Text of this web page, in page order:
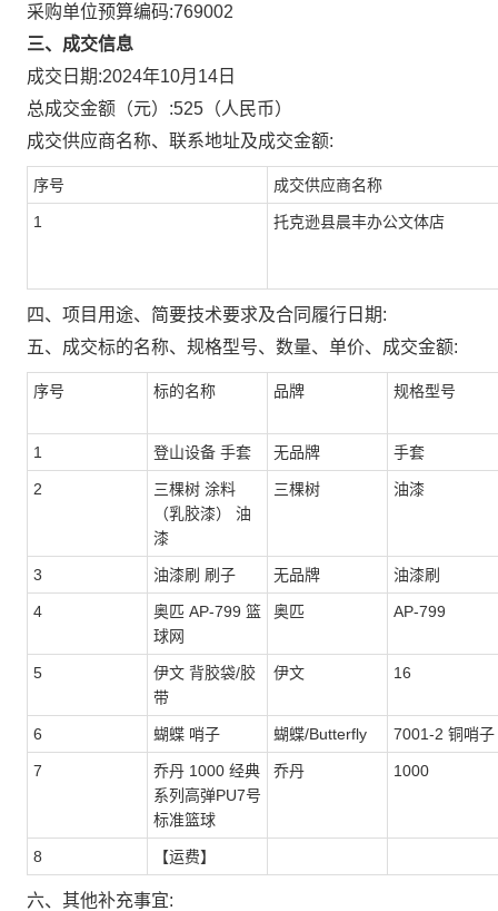
采购单位预算编码:769002
三、成交信息
成交日期:2024年10月14日
总成交金额（元）:525 （人民币）
成交供应商名称、联系地址及成交金额:
序号 成交供应商名称
1 托克逊县晨丰办公文体店
四、项目用途、简要技术要求及合同履行日期:
五、成交标的名称、规格型号、数量、单价、成交金额:
序号 标的名称 品牌 规格型号
1 登山设备 手套 无品牌 手套
2
三棵树 涂料
（乳胶漆） 油
漆
三棵树 油漆
3 油漆刷 刷子 无品牌 油漆刷
4
奥匹 AP-799 篮
球网
奥匹 AP-799
5
伊文 背胶袋/胶
带
伊文 16
6 蝴蝶 哨子 蝴蝶/Butterfly 7001-2 铜哨子
7
乔丹 1000 经典
系列高弹PU7号
标准篮球
乔丹 1000
8 【运费】
六、其他补充事宜: